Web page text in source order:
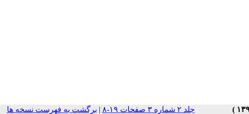
جلد ۲ شماره ۳ صفحات ۱۹-۸ | برگشت به فهرست نسخه ها